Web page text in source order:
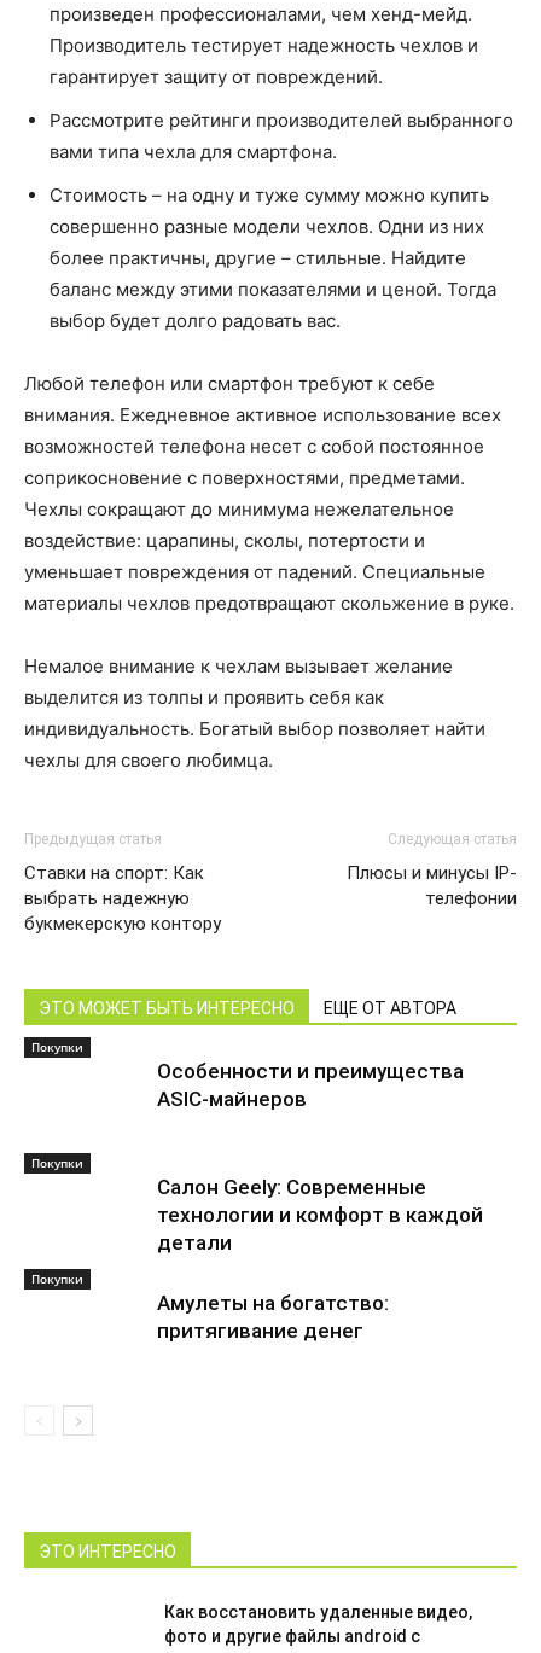
произведен профессионалами, чем хенд-мейд.
Производитель тестирует надежность чехлов и
гарантирует защиту от повреждений.
Рассмотрите рейтинги производителей выбранного
вами типа чехла для смартфона.
Стоимость – на одну и туже сумму можно купить
совершенно разные модели чехлов. Одни из них
более практичны, другие – стильные. Найдите
баланс между этими показателями и ценой. Тогда
выбор будет долго радовать вас.
Любой телефон или смартфон требуют к себе
внимания. Ежедневное активное использование всех
возможностей телефона несет с собой постоянное
соприкосновение с поверхностями, предметами.
Чехлы сокращают до минимума нежелательное
воздействие: царапины, сколы, потертости и
уменьшает повреждения от падений. Специальные
материалы чехлов предотвращают скольжение в руке.
Немалое внимание к чехлам вызывает желание
выделится из толпы и проявить себя как
индивидуальность. Богатый выбор позволяет найти
чехлы для своего любимца.
Предыдущая статья
Ставки на спорт: Как
выбрать надежную
букмекерскую контору
Следующая статья
Плюсы и минусы IP-
телефонии
ЭТО МОЖЕТ БЫТЬ ИНТЕРЕСНО ЕЩЕ ОТ АВТОРА
Покупки
Особенности и преимущества
ASIC-майнеров
Покупки
Салон Geely: Современные
технологии и комфорт в каждой
детали
Покупки
Амулеты на богатство:
притягивание денег
ЭТО ИНТЕРЕСНО
Как восстановить удаленные видео,
фото и другие файлы android с